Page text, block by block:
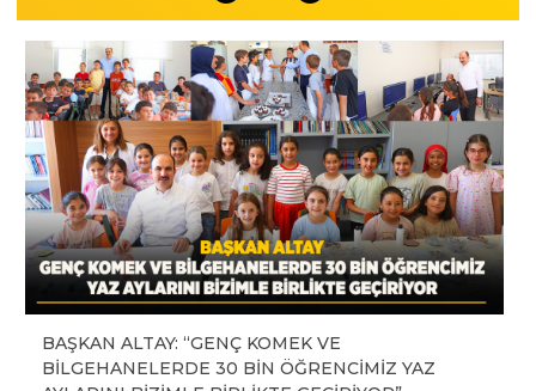
BAŞKAN ALTAY: “GENÇ KOMEK VE
BİLGEHANELERDE 30 BİN ÖĞRENCİMİZ YAZ